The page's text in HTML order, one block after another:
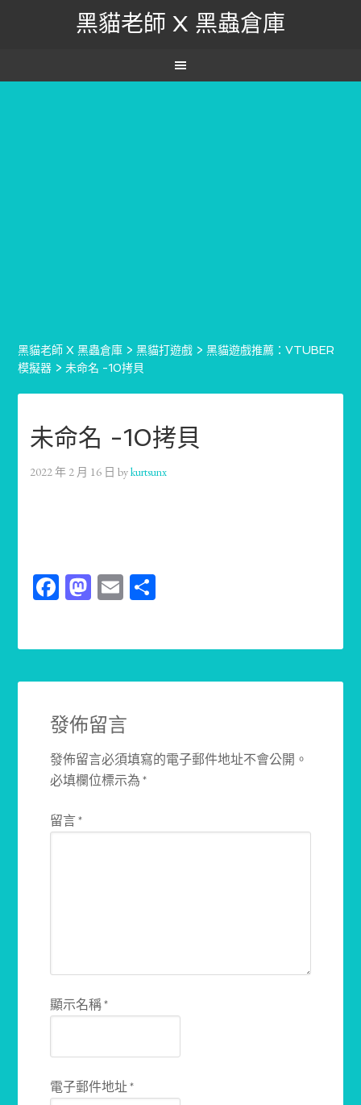
黑貓老師 X 黑蟲倉庫
黑貓老師 X 黑蟲倉庫 >黑貓打遊戲 >黑貓遊戲推薦：VTUBER
模擬器 >未命名 -10拷貝
未命名 -10拷貝
2022 年 2 月 16 日 bykurtsunx
Facebook
Mastodon
Email
發佈留言
發佈留言必須填寫的電子郵件地址不會公開。
必填欄位標示為*
留言*
顯示名稱*
電子郵件地址*